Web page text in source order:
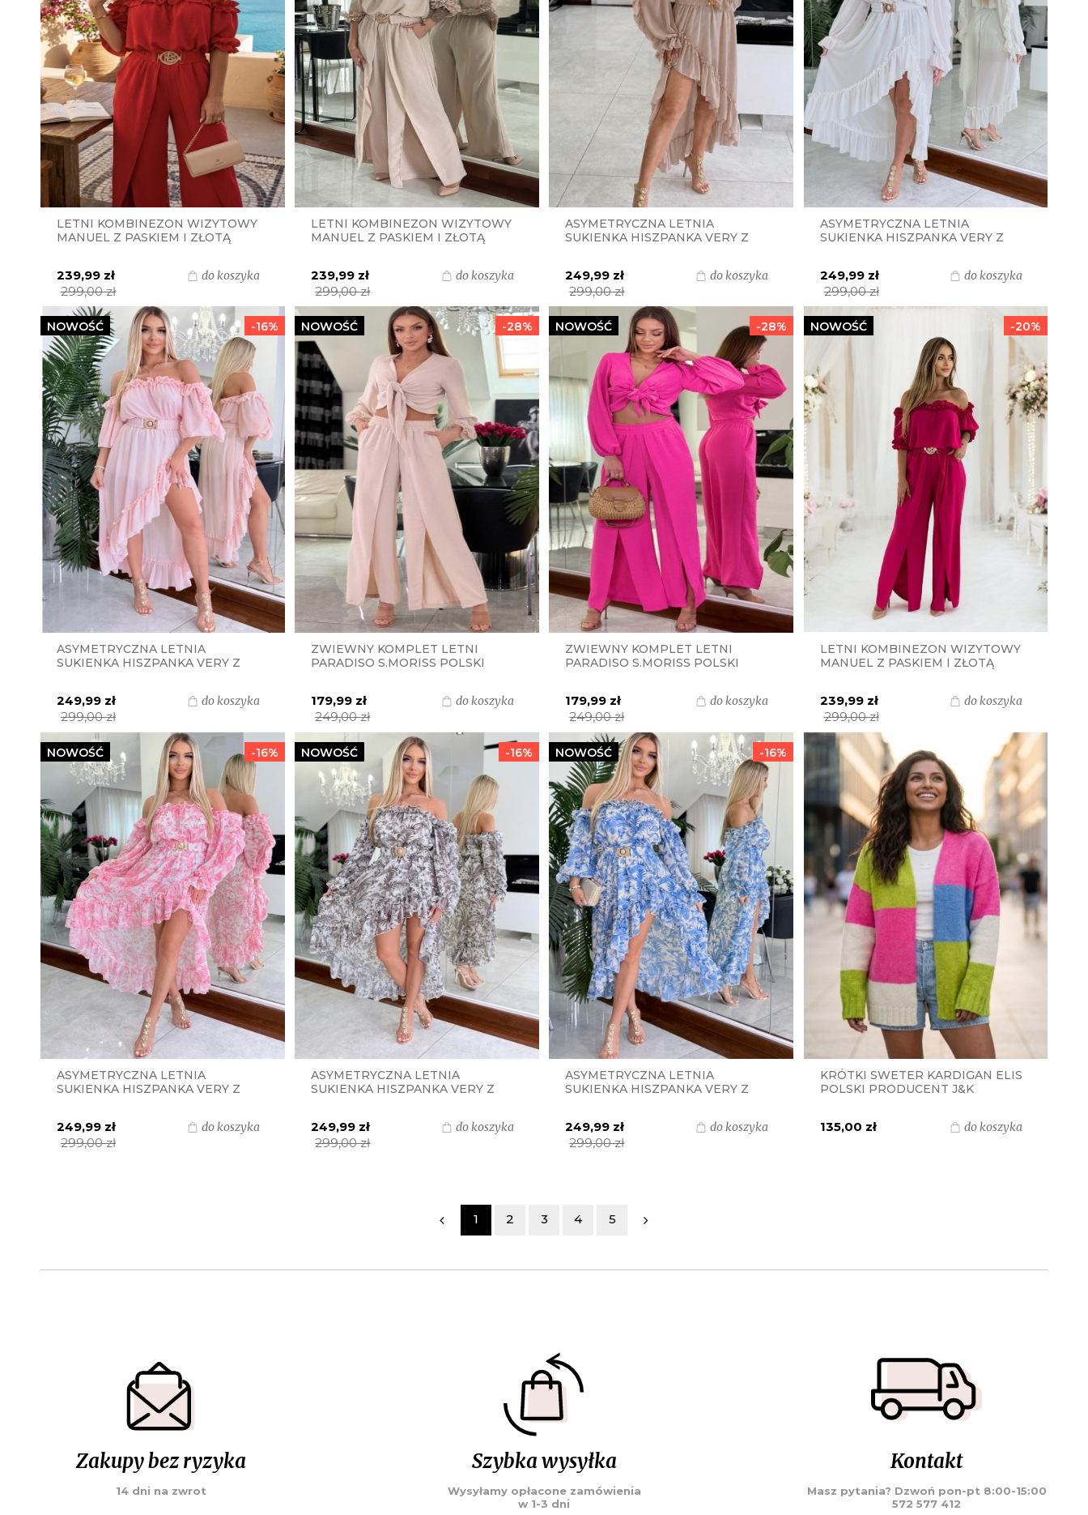
LETNI KOMBINEZON WIZYTOWY
MANUEL Z PASKIEM I ZŁOTĄ
239,99 zł
299,00 zł
do koszyka
LETNI KOMBINEZON WIZYTOWY
MANUEL Z PASKIEM I ZŁOTĄ
239,99 zł
299,00 zł
do koszyka
ASYMETRYCZNA LETNIA
SUKIENKA HISZPANKA VERY Z
249,99 zł
299,00 zł
do koszyka
ASYMETRYCZNA LETNIA
SUKIENKA HISZPANKA VERY Z
249,99 zł
299,00 zł
do koszyka
ASYMETRYCZNA LETNIA
SUKIENKA HISZPANKA VERY Z
249,99 zł
299,00 zł
do koszyka
-16%
NOWOŚĆ
ZWIEWNY KOMPLET LETNI
PARADISO S.MORISS POLSKI
179,99 zł
249,00 zł
do koszyka
-28%
NOWOŚĆ
ZWIEWNY KOMPLET LETNI
PARADISO S.MORISS POLSKI
179,99 zł
249,00 zł
do koszyka
-28%
NOWOŚĆ
LETNI KOMBINEZON WIZYTOWY
MANUEL Z PASKIEM I ZŁOTĄ
239,99 zł
299,00 zł
do koszyka
-20%
NOWOŚĆ
ASYMETRYCZNA LETNIA
SUKIENKA HISZPANKA VERY Z
249,99 zł
299,00 zł
do koszyka
-16%
NOWOŚĆ
ASYMETRYCZNA LETNIA
SUKIENKA HISZPANKA VERY Z
249,99 zł
299,00 zł
do koszyka
-16%
NOWOŚĆ
ASYMETRYCZNA LETNIA
SUKIENKA HISZPANKA VERY Z
249,99 zł
299,00 zł
do koszyka
-16%
NOWOŚĆ
KRÓTKI SWETER KARDIGAN ELIS
POLSKI PRODUCENT J&K
135,00 zł do koszyka
1 2 3 4 5
Zakupy bez ryzyka
14 dni na zwrot
Szybka wysyłka
Wysyłamy opłacone zamówienia
w 1-3 dni
Kontakt
Masz pytania? Dzwoń pon-pt 8:00-15:00
572 577 412